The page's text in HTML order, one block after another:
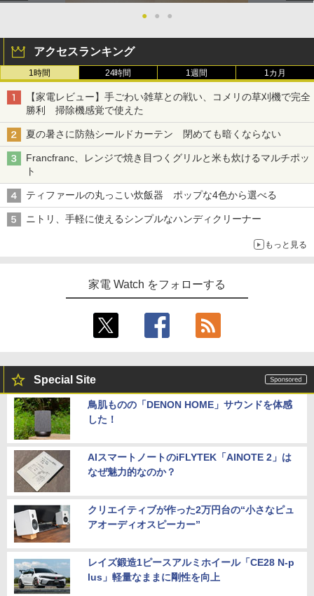
● ● ●
アクセスランキング
1時間 24時間 1週間 1カ月
【家電レビュー】手ごわい雑草との戦い、コメリの草刈機で完全
勝利 掃除機感覚で使えた
夏の暑さに防熱シールドカーテン 閉めても暗くならない
Francfranc、レンジで焼き目つくグリルと米も炊けるマルチポッ
ト
ティファールの丸っこい炊飯器 ポップな4色から選べる
ニトリ、手軽に使えるシンプルなハンディクリーナー
もっと見る
家電 Watch をフォローする
Special Site
鳥肌ものの「DENON HOME」サウンドを体感
した！
AIスマートノートのiFLYTEK「AINOTE 2」は
なぜ魅力的なのか？
クリエイティブが作った2万円台の“小さなピュ
アオーディオスピーカー”
レイズ鍛造1ピースアルミホイール「CE28 N-p
lus」軽量なままに剛性を向上